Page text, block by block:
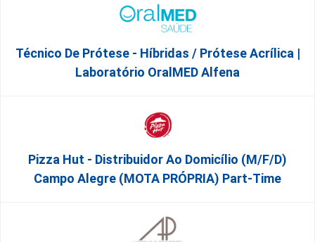
Técnico De Prótese - Híbridas / Prótese Acrílica |
Laboratório OralMED Alfena
Pizza Hut - Distribuidor Ao Domicílio (m/f/d)
Campo Alegre (MOTA PRÓPRIA) Part-Time